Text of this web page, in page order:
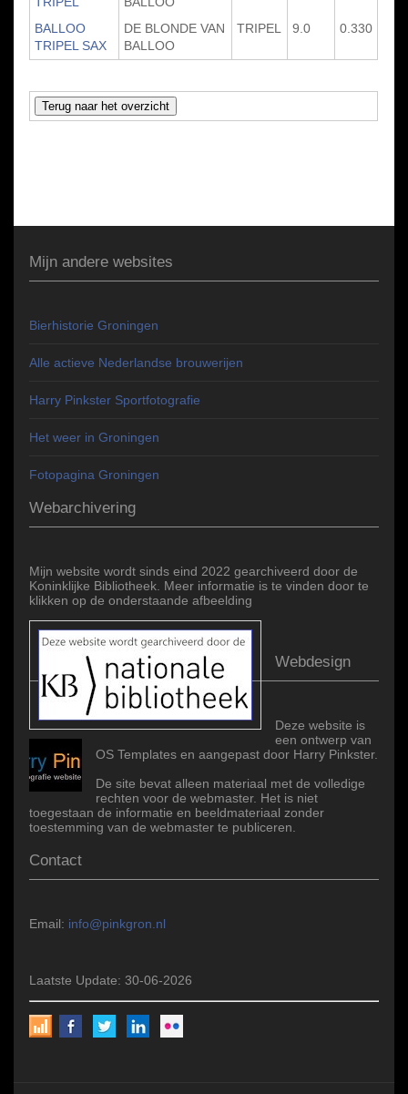
BALLOO
TRIPEL SAX
DE BLONDE VAN
BALLOO
TRIPEL 9.0 0.330
Mijn andere websites
Bierhistorie Groningen
Alle actieve Nederlandse brouwerijen
Harry Pinkster Sportfotografie
Het weer in Groningen
Fotopagina Groningen
Webarchivering
Mijn website wordt sinds eind 2022 gearchiveerd door de
Koninklijke Bibliotheek. Meer informatie is te vinden door te
klikken op de onderstaande afbeelding
Webdesign
Deze website is
een ontwerp van
OS Templates en aangepast door Harry Pinkster.
De site bevat alleen materiaal met de volledige
rechten voor de webmaster. Het is niet
toegestaan de informatie en beeldmateriaal zonder
toestemming van de webmaster te publiceren.
Contact
Email: info@pinkgron.nl
Laatste Update: 30-06-2026